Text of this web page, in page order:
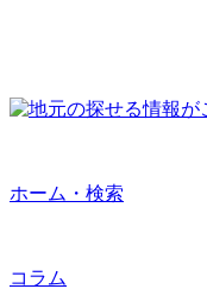
ホーム・検索
コラム